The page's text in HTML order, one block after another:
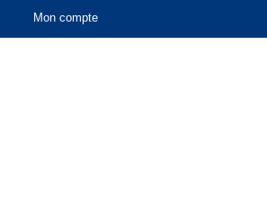
Mon compte